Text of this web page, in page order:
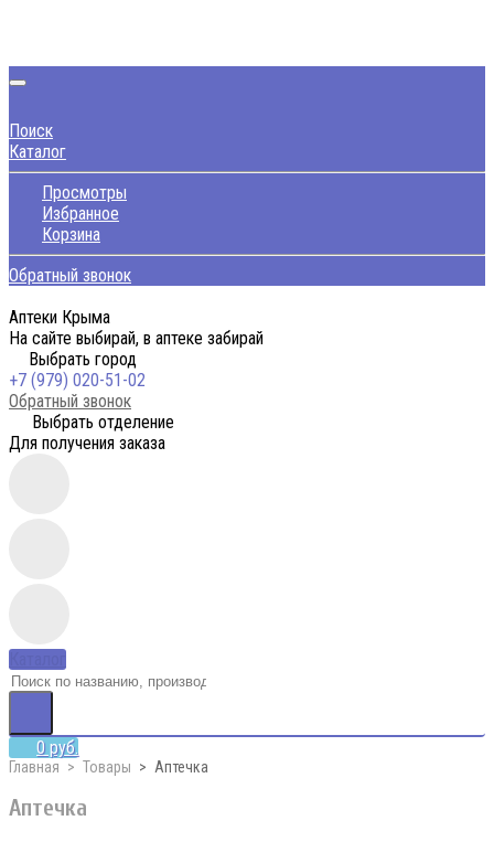
Поиск
Каталог
Просмотры
Избранное
Корзина
Обратный звонок
Аптеки Крыма
На сайте выбирай, в аптеке забирай
Выбрать город
+7 (979) 020-51-02
Обратный звонок
Выбрать отделение
Для получения заказа
0 руб.
Главная Товары Аптечка
Аптечка